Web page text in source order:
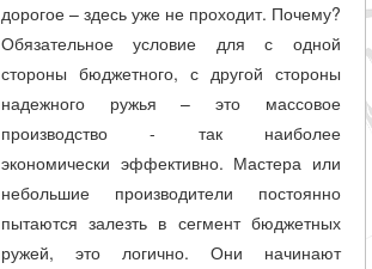
дорогое – здесь уже не проходит. Почему?
Обязательное условие для с одной
стороны бюджетного, с другой стороны
надежного ружья – это массовое
производство - так наиболее
экономически эффективно. Мастера или
небольшие производители постоянно
пытаются залезть в сегмент бюджетных
ружей, это логично. Они начинают